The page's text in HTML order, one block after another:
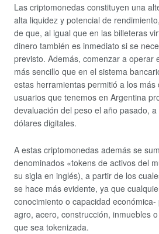
Las criptomonedas constituyen una
alta liquidez y potencial de
de que, al igual que en las billeteras
dinero también es inmediato si se
previsto. Además, comenzar a operar
más sencillo que en el sistema
estas herramientas permitió a los
usuarios que tenemos en Argentina
devaluación del peso el año pasado,
dólares digitales.
A estas criptomonedas además se
denominados «tokens de activos del
su sigla en inglés), a partir de los
se hace más evidente, ya que
conocimiento o capacidad
agro, acero, construcción, inmuebles
que sea tokenizada.